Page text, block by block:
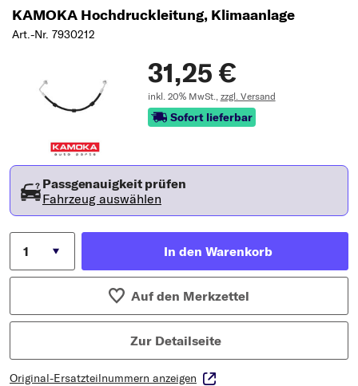
KAMOKA Hochdruckleitung, Klimaanlage
Art.-Nr. 7930212
31,25 €
inkl. 20% MwSt., zzgl. Versand
Sofort lieferbar
Passgenauigkeit prüfen
Fahrzeug auswählen
In den Warenkorb
Auf den Merkzettel
Zur Detailseite
Original-Ersatzteilnummern anzeigen